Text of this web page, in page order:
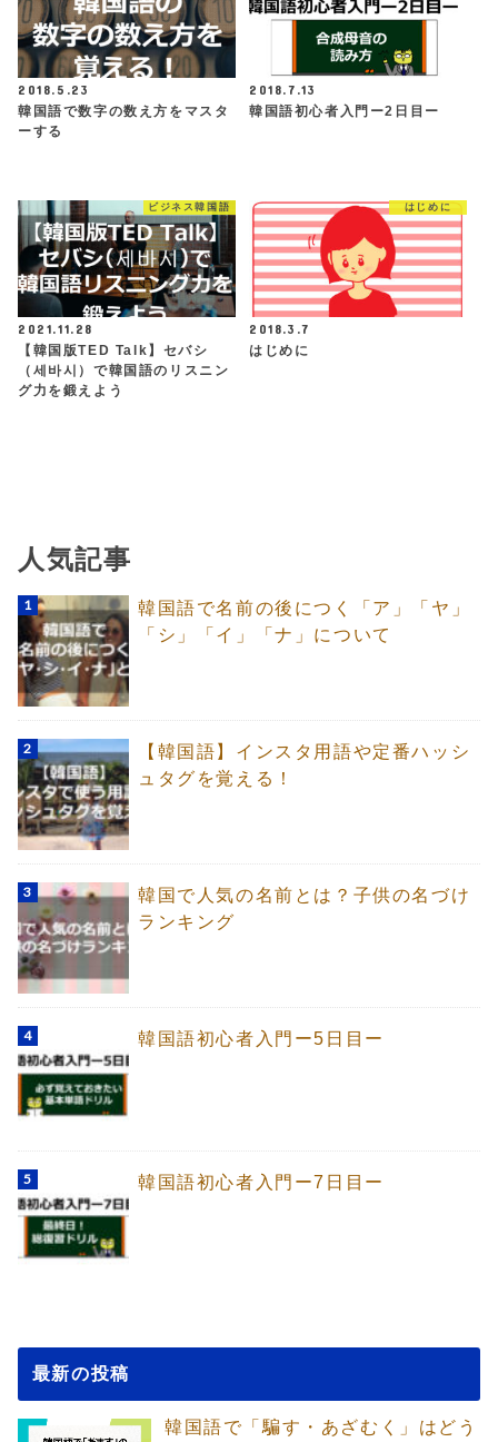
2018.5.23
韓国語で数字の数え方をマスタ
ーする
2018.7.13
韓国語初心者入門ー2日目ー
ビジネス韓国語
2021.11.28
【韓国版TED Talk】セバシ
（세바시）で韓国語のリスニン
グ力を鍛えよう
はじめに
2018.3.7
はじめに
人気記事
韓国語で名前の後につく「ア」「ヤ」
「シ」「イ」「ナ」について
【韓国語】インスタ用語や定番ハッシ
ュタグを覚える！
韓国で人気の名前とは？子供の名づけ
ランキング
韓国語初心者入門ー5日目ー
韓国語初心者入門ー7日目ー
最新の投稿
韓国語で「騙す・あざむく」はどう